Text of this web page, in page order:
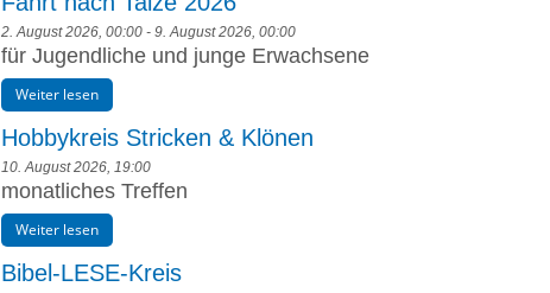
2. August 2026, 00:00 - 9. August 2026, 00:00
für Jugendliche und junge Erwachsene
Weiter lesen
Hobbykreis Stricken & Klönen
10. August 2026, 19:00
monatliches Treffen
Weiter lesen
Bibel-LESE-Kreis